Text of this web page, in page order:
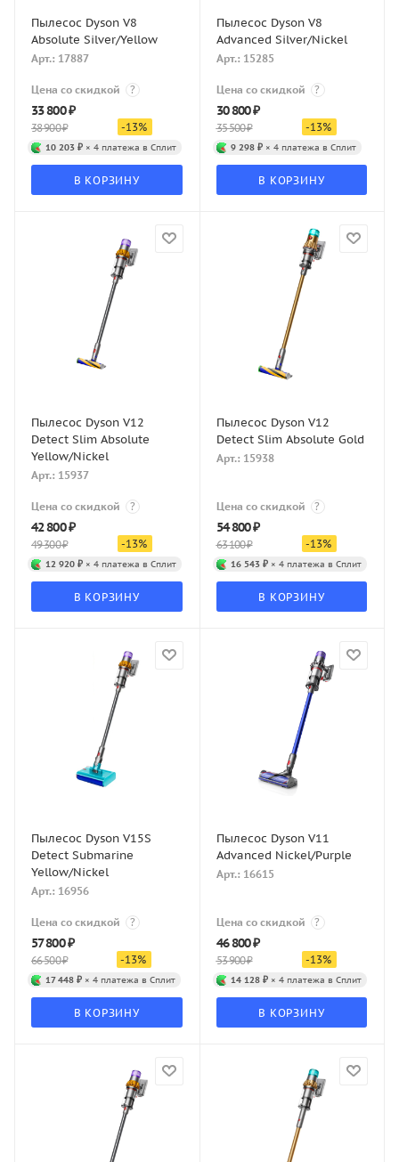
Пылесос Dyson V8
Absolute Silver/Yellow
Арт.: 17887
Цена со скидкой ?
33 800₽
38 900₽ -13%
10 203 ₽ × 4 платежа в Сплит
В КОРЗИНУ
Пылесос Dyson V8
Advanced Silver/Nickel
Арт.: 15285
Цена со скидкой ?
30 800₽
35 500₽ -13%
9 298 ₽× 4 платежа в Сплит
В КОРЗИНУ
Пылесос Dyson V12
Detect Slim Absolute
Yellow/Nickel
Арт.: 15937
Цена со скидкой ?
42 800₽
49 300₽ -13%
12 920 ₽ × 4 платежа в Сплит
В КОРЗИНУ
Пылесос Dyson V12
Detect Slim Absolute Gold
Арт.: 15938
Цена со скидкой ?
54 800₽
63 100₽ -13%
16 543 ₽× 4 платежа в Сплит
В КОРЗИНУ
Пылесос Dyson V15S
Detect Submarine
Yellow/Nickel
Арт.: 16956
Цена со скидкой ?
57 800₽
66 500₽ -13%
17 448 ₽ × 4 платежа в Сплит
В КОРЗИНУ
Пылесос Dyson V11
Advanced Nickel/Purple
Арт.: 16615
Цена со скидкой ?
46 800₽
53 900₽ -13%
14 128 ₽× 4 платежа в Сплит
В КОРЗИНУ